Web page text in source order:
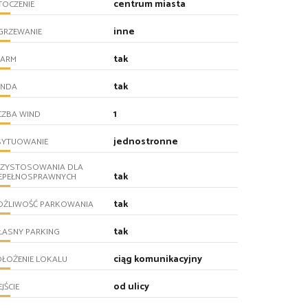
centrum miasta
inne
tak
tak
WIND 1
jednostronne
DLA
tak
PARKOWANIA tak
PARKING tak
LOKALU ciąg komunikacyjny
od ulicy